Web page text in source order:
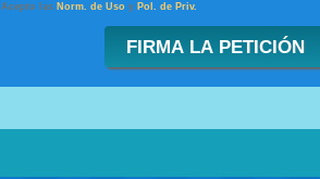
Acepto las Norm. de Uso y Pol. de Priv.